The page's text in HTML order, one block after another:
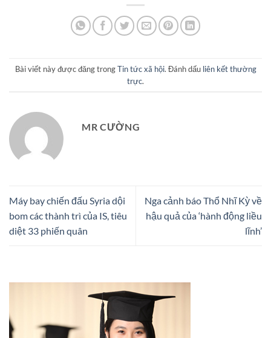
Bài viết này được đăng trongTin tức xã hội. Đánh dấu liên kết thường
trực.
MR CƯỜNG
Máy bay chiến đấu Syria dội
bom các thành trì của IS, tiêu
diệt 33 phiến quân
Nga cảnh báo Thổ Nhĩ Kỳ về
hậu quả của ‘hành động liều
lĩnh’